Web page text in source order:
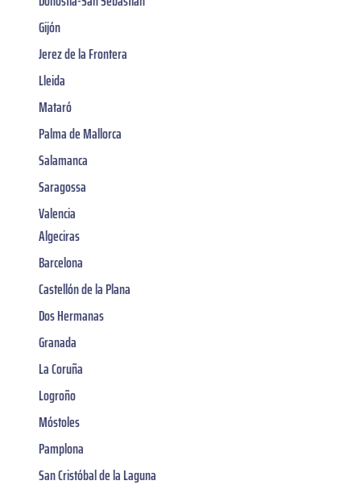
Gijón
Jerez de la Frontera
Lleida
Mataró
Palma de Mallorca
Salamanca
Saragossa
Valencia
Algeciras
Barcelona
Castellón de la Plana
Dos Hermanas
Granada
La Coruña
Logroño
Móstoles
Pamplona
San Cristóbal de la Laguna